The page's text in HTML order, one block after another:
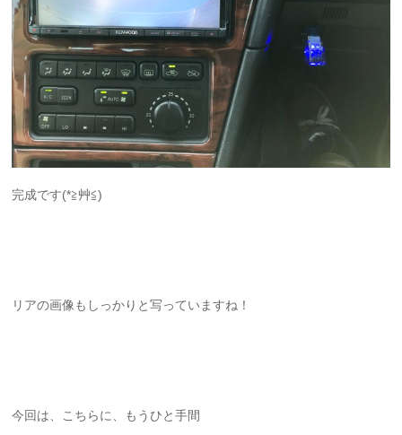
完成です(*≧艸≦)
リアの画像もしっかりと写っていますね！
今回は、こちらに、もうひと手間